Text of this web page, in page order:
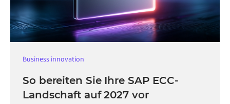
Business innovation
So bereiten Sie Ihre SAP ECC-
Landschaft auf 2027 vor